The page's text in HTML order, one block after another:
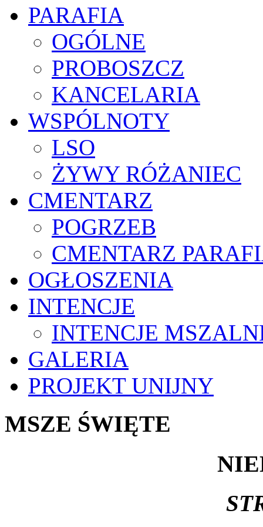
PARAFIA
OGÓLNE
PROBOSZCZ
KANCELARIA
WSPÓLNOTY
LSO
ŻYWY RÓŻANIEC
CMENTARZ
POGRZEB
CMENTARZ
OGŁOSZENIA
INTENCJE
INTENCJE
GALERIA
PROJEKT UNIJNY
MSZE ŚWIĘTE